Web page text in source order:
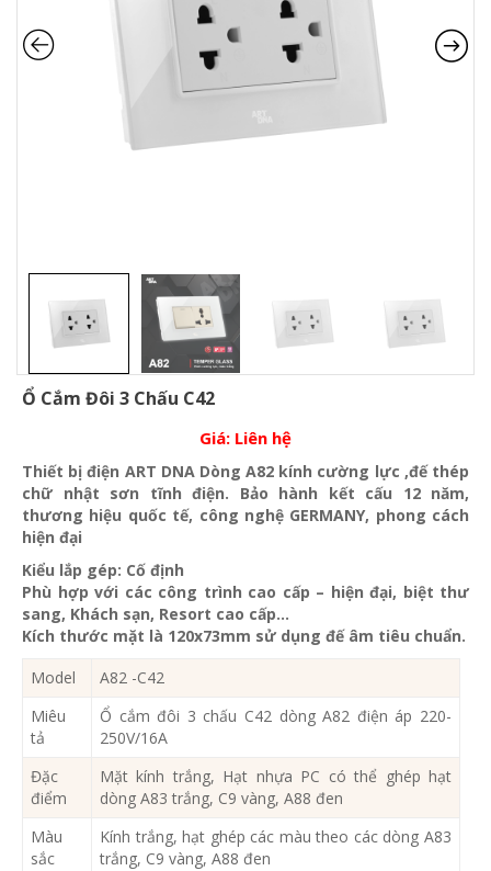
Ổ Cắm Đôi 3 Chấu C42
Giá: Liên hệ
Thiết bị điện ART DNA Dòng A82 kính cường lực ,đế thép
chữ nhật sơn tĩnh điện. Bảo hành kết cấu 12 năm,
thương hiệu quốc tế, công nghệ GERMANY, phong cách
hiện đại
Kiểu lắp gép: Cố định
Phù hợp với các công trình cao cấp – hiện đại, biệt thư
sang, Khách sạn, Resort cao cấp…
Kích thước mặt là 120x73mm sử dụng đế âm tiêu chuẩn.
Model
A82 -C42
Miêu
tả
Ổ cắm đôi 3 chấu C42 dòng A82 điện áp 220-
250V/16A
Đặc
điểm
Mặt kính trắng, Hạt nhựa PC có thể ghép hạt
dòng A83 trắng, C9 vàng, A88 đen
Màu
sắc
Kính trắng, hạt ghép các màu theo các dòng A83
trắng, C9 vàng, A88 đen